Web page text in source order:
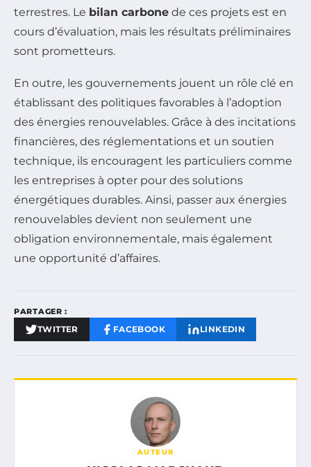
terrestres. Le bilan carbone de ces projets est en
cours d’évaluation, mais les résultats préliminaires
sont prometteurs.
En outre, les gouvernements jouent un rôle clé en
établissant des politiques favorables à l’adoption
des énergies renouvelables. Grâce à des incitations
financières, des réglementations et un soutien
technique, ils encouragent les particuliers comme
les entreprises à opter pour des solutions
énergétiques durables. Ainsi, passer aux énergies
renouvelables devient non seulement une
obligation environnementale, mais également
une opportunité d’affaires.
PARTAGER :
TWITTER FACEBOOK LINKEDIN
AUTEUR